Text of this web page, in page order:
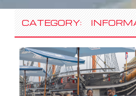
CONTENT
CATEGORY: